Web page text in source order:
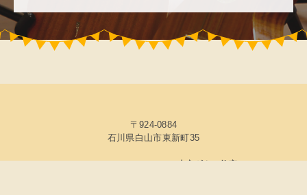
〒924-0884
石川県白山市東新町35
© 2026 ICMFguitarstudio 森充ギター教室